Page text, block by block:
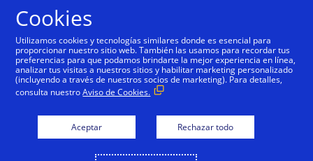
Política de tratamiento
de la información
personal en Visa Inc.
Cookies
Utilizamos cookies y tecnologías similares donde es esencial para
proporcionar nuestro sitio web. También las usamos para recordar tus
preferencias para que podamos brindarte la mejor experiencia en línea,
analizar tus visitas a nuestros sitios y habilitar marketing personalizado
(incluyendo a través de nuestros socios de marketing). Para detalles,
consulta nuestroAviso de Cookies.
Aceptar Rechazar todo